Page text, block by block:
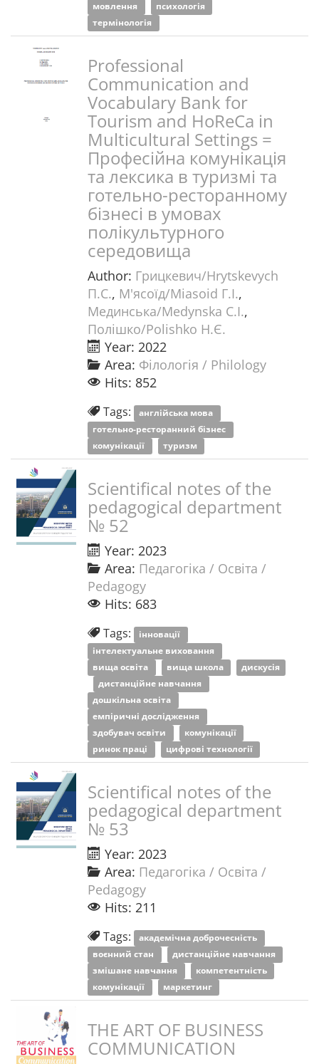
мовлення
психологія
термінологія
Professional
Communication and
Vocabulary Bank for
Tourism and HoReCa in
Multicultural Settings =
Професійна комунікація
та лексика в туризмі та
готельно-ресторанному
бізнесі в умовах
полікультурного
середовища
Author: Грицкевич/Hrytskevych
П.С., М'ясоїд/Miasoid Г.І.,
Мединська/Medynska С.І.,
Полішко/Polishko Н.Є.
Year: 2022
Area: Філологія / Philology
Hits: 852
Tags: англійська мова
готельно-ресторанний бізнес
комунікації
туризм
Scientifical notes of the
pedagogical department
№ 52
Year: 2023
Area: Педагогіка / Освіта /
Pedagogy
Hits: 683
Tags: інновації
інтелектуальне виховання
вища освіта
вища школа
дискусія
дистанційне навчання
дошкільна освіта
емпіричні дослідження
здобувач освіти
комунікації
ринок праці
цифрові технології
Scientifical notes of the
pedagogical department
№ 53
Year: 2023
Area: Педагогіка / Освіта /
Pedagogy
Hits: 211
Tags: академічна доброчесність
воєнний стан
дистанційне навчання
змішане навчання
компетентність
комунікації
маркетинг
THE ART OF BUSINESS
COMMUNICATION